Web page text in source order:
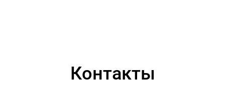
Контакты